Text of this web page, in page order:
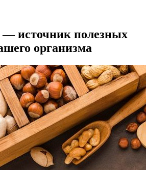
источник полезных
организма